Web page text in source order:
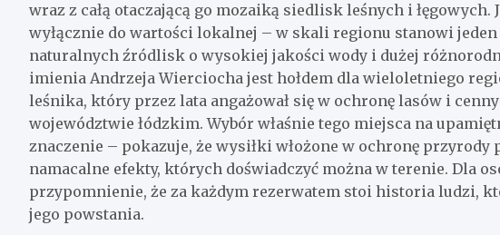
wraz z całą otaczającą go mozaiką siedlisk leśnych i łęgowych.
wyłącznie do wartości lokalnej – w skali regionu stanowi
naturalnych źródlisk o wysokiej jakości wody i dużej
imienia Andrzeja Wierciocha jest hołdem dla wieloletniego
leśnika, który przez lata angażował się w ochronę lasów i
województwie łódzkim. Wybór właśnie tego miejsca na
znaczenie – pokazuje, że wysiłki włożone w ochronę przyrody
namacalne efekty, których doświadczyć można w terenie. Dla
przypomnienie, że za każdym rezerwatem stoi historia ludzi,
jego powstania.